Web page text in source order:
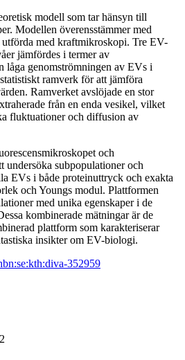
modell som tar hänsyn till
Modellen överensstämmer med
med kraftmikroskopi. Tre EV-
jämfördes i termer av
låga genomströmningen av EVs i
ramverk för att jämföra
Ramverket avslöjade en stor
från en enda vesikel, vilket
fluktuationer och diffusion av
och
undersöka subpopulationer och
EVs i både proteinuttryck och exakta
och Youngs modul. Plattformen
med unika egenskaper i de
kombinerade mätningar är de
plattform som karakteriserar
insikter om EV-biologi.
352959